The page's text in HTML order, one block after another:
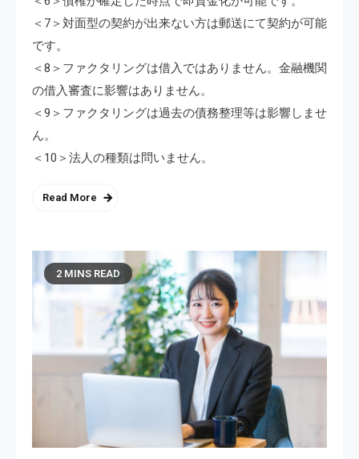
＜7＞対面型の契約が出来ない方は郵送にて契約が可能
です。
＜8＞ファクタリングは借入ではありません。金融機関
の借入審査に影響はありません。
＜9＞ファクタリングは過去の債務整理等は影響しませ
ん。
＜10＞法人の種類は問いません。
Read More
2 MINS READ